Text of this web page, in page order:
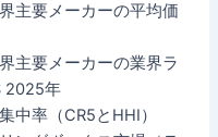
主要メーカーの平均価
主要メーカーの業界ラ
2025年
中率（CR5とHHI）